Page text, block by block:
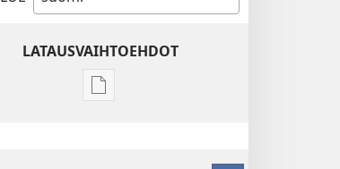
LATAUSVAIHTOEHDOT
Julkaisujen